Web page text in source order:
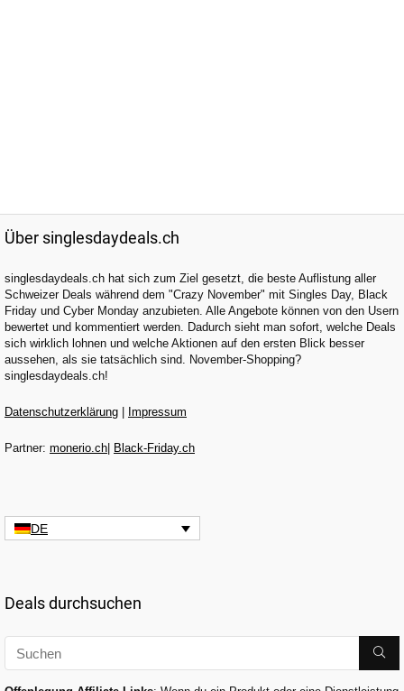
Über singlesdaydeals.ch
singlesdaydeals.ch hat sich zum Ziel gesetzt, die beste Auflistung aller
Schweizer Deals während dem "Crazy November" mit Singles Day, Black
Friday und Cyber Monday anzubieten. Alle Angebote können von den Usern
bewertet und kommentiert werden. Dadurch sieht man sofort, welche Deals
sich wirklich lohnen und welche Aktionen auf den ersten Blick besser
aussehen, als sie tatsächlich sind. November-Shopping?
singlesdaydeals.ch!
Datenschutzerklärung Impressum
Partner: monerio.ch Black-Friday.ch
DE
Deals durchsuchen